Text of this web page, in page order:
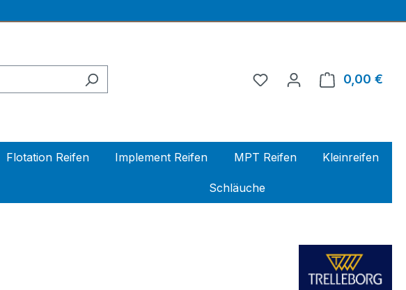
0,00 €
Flotation Reifen Implement Reifen MPT Reifen Kleinreifen
Schläuche